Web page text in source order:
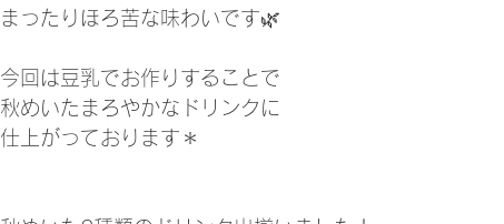
まったりほろ苦な味わいです🌿
今回は豆乳でお作りすることで
秋めいたまろやかなドリンクに
仕上がっております＊